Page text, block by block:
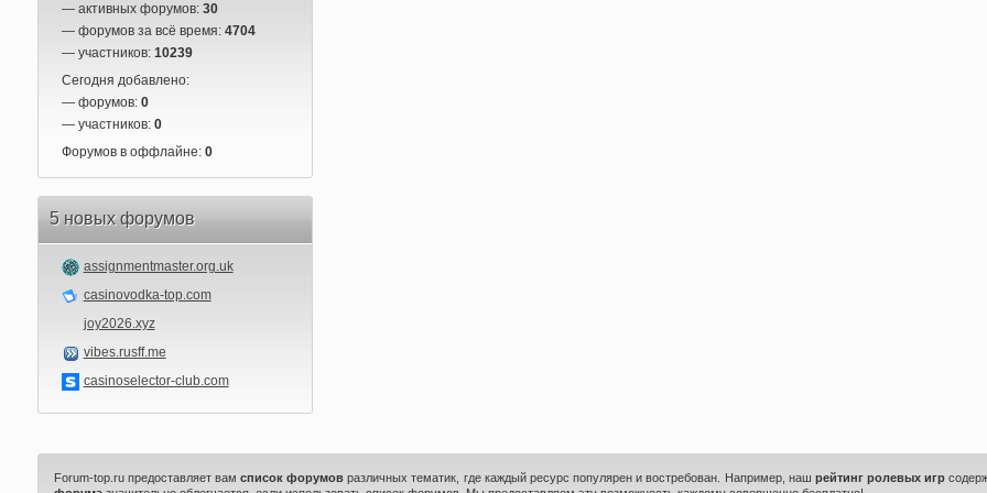
— активных форумов: 30
— форумов за всё время: 4704
— участников: 10239
Сегодня добавлено:
— форумов: 0
— участников: 0
Форумов в оффлайне: 0
5 новых форумов
assignmentmaster.org.uk
casinovodka-top.com
joy2026.xyz
vibes.rusff.me
casinoselector-club.com
Forum-top.ru предоставляет вамсписок форумов различных тематик, где каждый ресурс популярен и востребован. Например, наш рейтинг ролевых игр